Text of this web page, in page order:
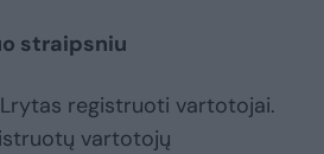
straipsniu
registruoti vartotojai.
vartotojų